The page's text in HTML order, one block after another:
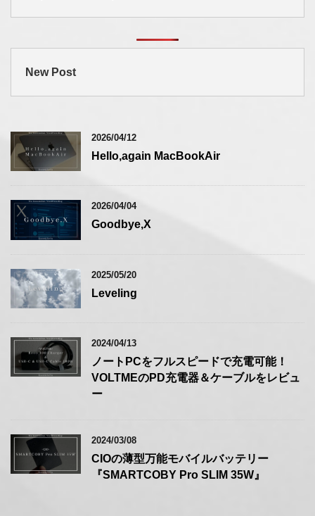
New Post
2026/04/12
Hello,again MacBookAir
2026/04/04
Goodbye,X
2025/05/20
Leveling
2024/04/13
ノートPCをフルスピードで充電可能！
VOLTMEのPD充電器＆ケーブルをレビュ
ー
2024/03/08
CIOの薄型万能モバイルバッテリー
『SMARTCOBY Pro SLIM 35W』